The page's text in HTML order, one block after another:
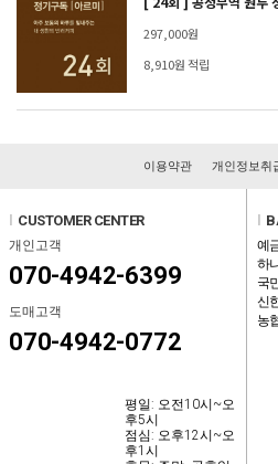
297,000원
8,910원 적립
이용약관 개인정보취
CUSTOMER CENTER
개인고객
070-4942-6399
도매고객
070-4942-0772
평일: 오전10시~오
후5시
점심: 오후12시~오
후1시
예
하
국
신
농